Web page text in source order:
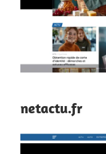
netactu.fr